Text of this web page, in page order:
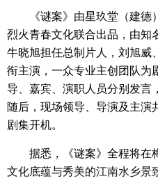
《谜案》由星玖堂（建
烈火青春文化联合出品，由知
牛晓旭担任总制片人，刘旭威
衔主演，一众专业主创团队为
导、嘉宾、演职人员分别发言
随后，现场领导、导演及主演
剧集开机。
据悉，《谜案》全程将在
文化底蕴与秀美的江南水乡景